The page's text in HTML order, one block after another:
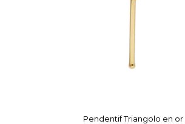
Pendentif Triangolo en or